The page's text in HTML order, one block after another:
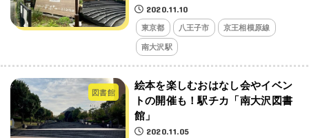
2020.11.10
東京都 八王子市 京王相模原線
南大沢駅
図書館
絵本を楽しむおはなし会やイベン
トの開催も！駅チカ「南大沢図書
館」
2020.11.05